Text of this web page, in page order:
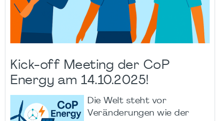
Kick-off Meeting der CoP
Energy am 14.10.2025!
Die Welt steht vor
Veränderungen wie der